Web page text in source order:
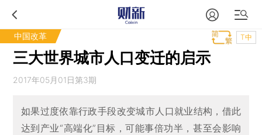
中国改革 T中
三大世界城市人口变迁的启示
2017年05月01日第3期
如果过度依靠行政手段改变城市人口就业结构，借此
达到产业“高端化”目标，可能事倍功半，甚至会影响